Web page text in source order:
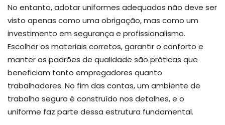
No entanto, adotar uniformes adequados não deve ser
visto apenas como uma obrigação, mas como um
investimento em segurança e profissionalismo.
Escolher os materiais corretos, garantir o conforto e
manter os padrões de qualidade são práticas que
beneficiam tanto empregadores quanto
trabalhadores. No fim das contas, um ambiente de
trabalho seguro é construído nos detalhes, e o
uniforme faz parte dessa estrutura fundamental.